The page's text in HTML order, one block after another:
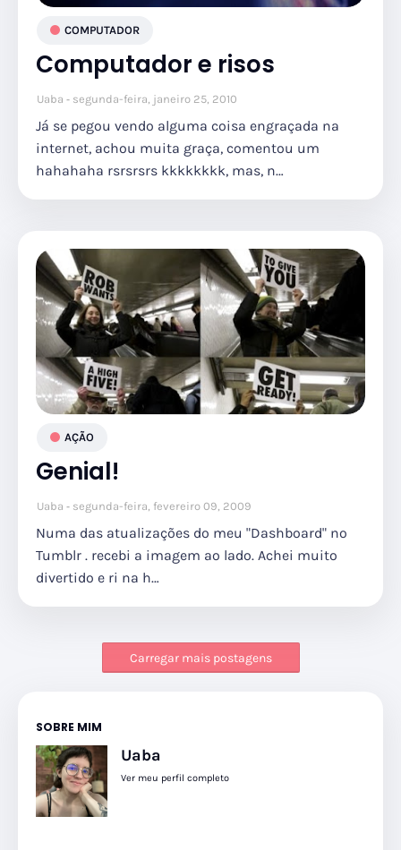
COMPUTADOR
Computador e risos
Uaba segunda-feira, janeiro 25, 2010
Já se pegou vendo alguma coisa engraçada na
internet, achou muita graça, comentou um
hahahaha rsrsrsrs kkkkkkkk, mas, n…
AÇÃO
Genial!
Uaba segunda-feira, fevereiro 09, 2009
Numa das atualizações do meu "Dashboard" no
Tumblr . recebi a imagem ao lado. Achei muito
divertido e ri na h…
Carregar mais postagens
SOBRE MIM
Uaba
Ver meu perfil completo